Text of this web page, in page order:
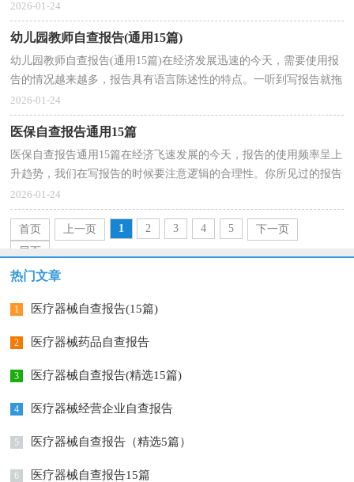
症懒癌齐复发？以下是小编帮大家整理的幼儿园教师...
2026-01-24
幼儿园教师自查报告(通用15篇)
幼儿园教师自查报告(通用15篇)在经济发展迅速的今天，需要使用报
告的情况越来越多，报告具有语言陈述性的特点。一听到写报告就拖
延症懒癌齐复发？下面是小编帮大家整理的幼儿园教...
2026-01-24
医保自查报告通用15篇
医保自查报告通用15篇在经济飞速发展的今天，报告的使用频率呈上
升趋势，我们在写报告的时候要注意逻辑的合理性。你所见过的报告
是什么样的呢？以下是小编帮大家整理的医保自查报...
2026-01-24
首页 上一页 1 2 3 4 5
下一页
尾页
热门文章
1 医疗器械自查报告(15篇)
2 医疗器械药品自查报告
3 医疗器械自查报告(精选15篇)
4 医疗器械经营企业自查报告
5 医疗器械自查报告（精选5篇）
6 医疗器械自查报告15篇